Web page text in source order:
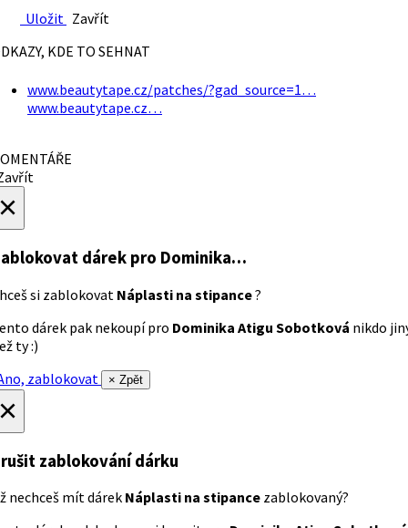
Uložit Zavřít
KDE TO SEHNAT
www.beautytape.cz/patches/?gad_source=1…
www.beautytape.cz…
dárek pro Dominika…
si zablokovat Náplasti na stipance?
dárek pak nekoupí pro Dominika Atigu Sobotková nikdo
ty :)
zablokovat
× Zpět
zablokování dárku
nechceš mít dárek Náplasti na stipance zablokovaný?